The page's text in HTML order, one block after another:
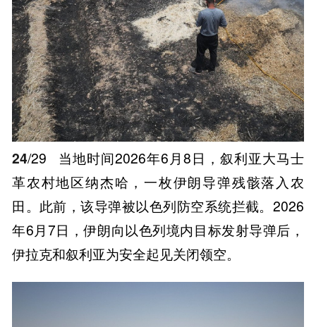
24/29
当地时间2026年6月8日，叙利亚大马士
革农村地区纳杰哈，一枚伊朗导弹残骸落入农
田。此前，该导弹被以色列防空系统拦截。2026
年6月7日，伊朗向以色列境内目标发射导弹后，
伊拉克和叙利亚为安全起见关闭领空。